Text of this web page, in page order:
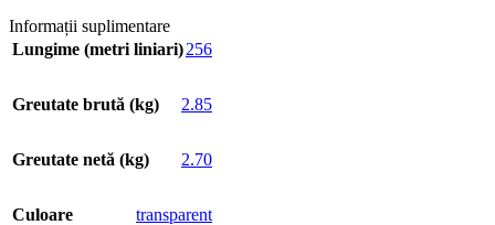
Informații suplimentare
Lungime (metri liniari)256
Greutate brută (kg) 2.85
Greutate netă (kg) 2.70
Culoare transparent